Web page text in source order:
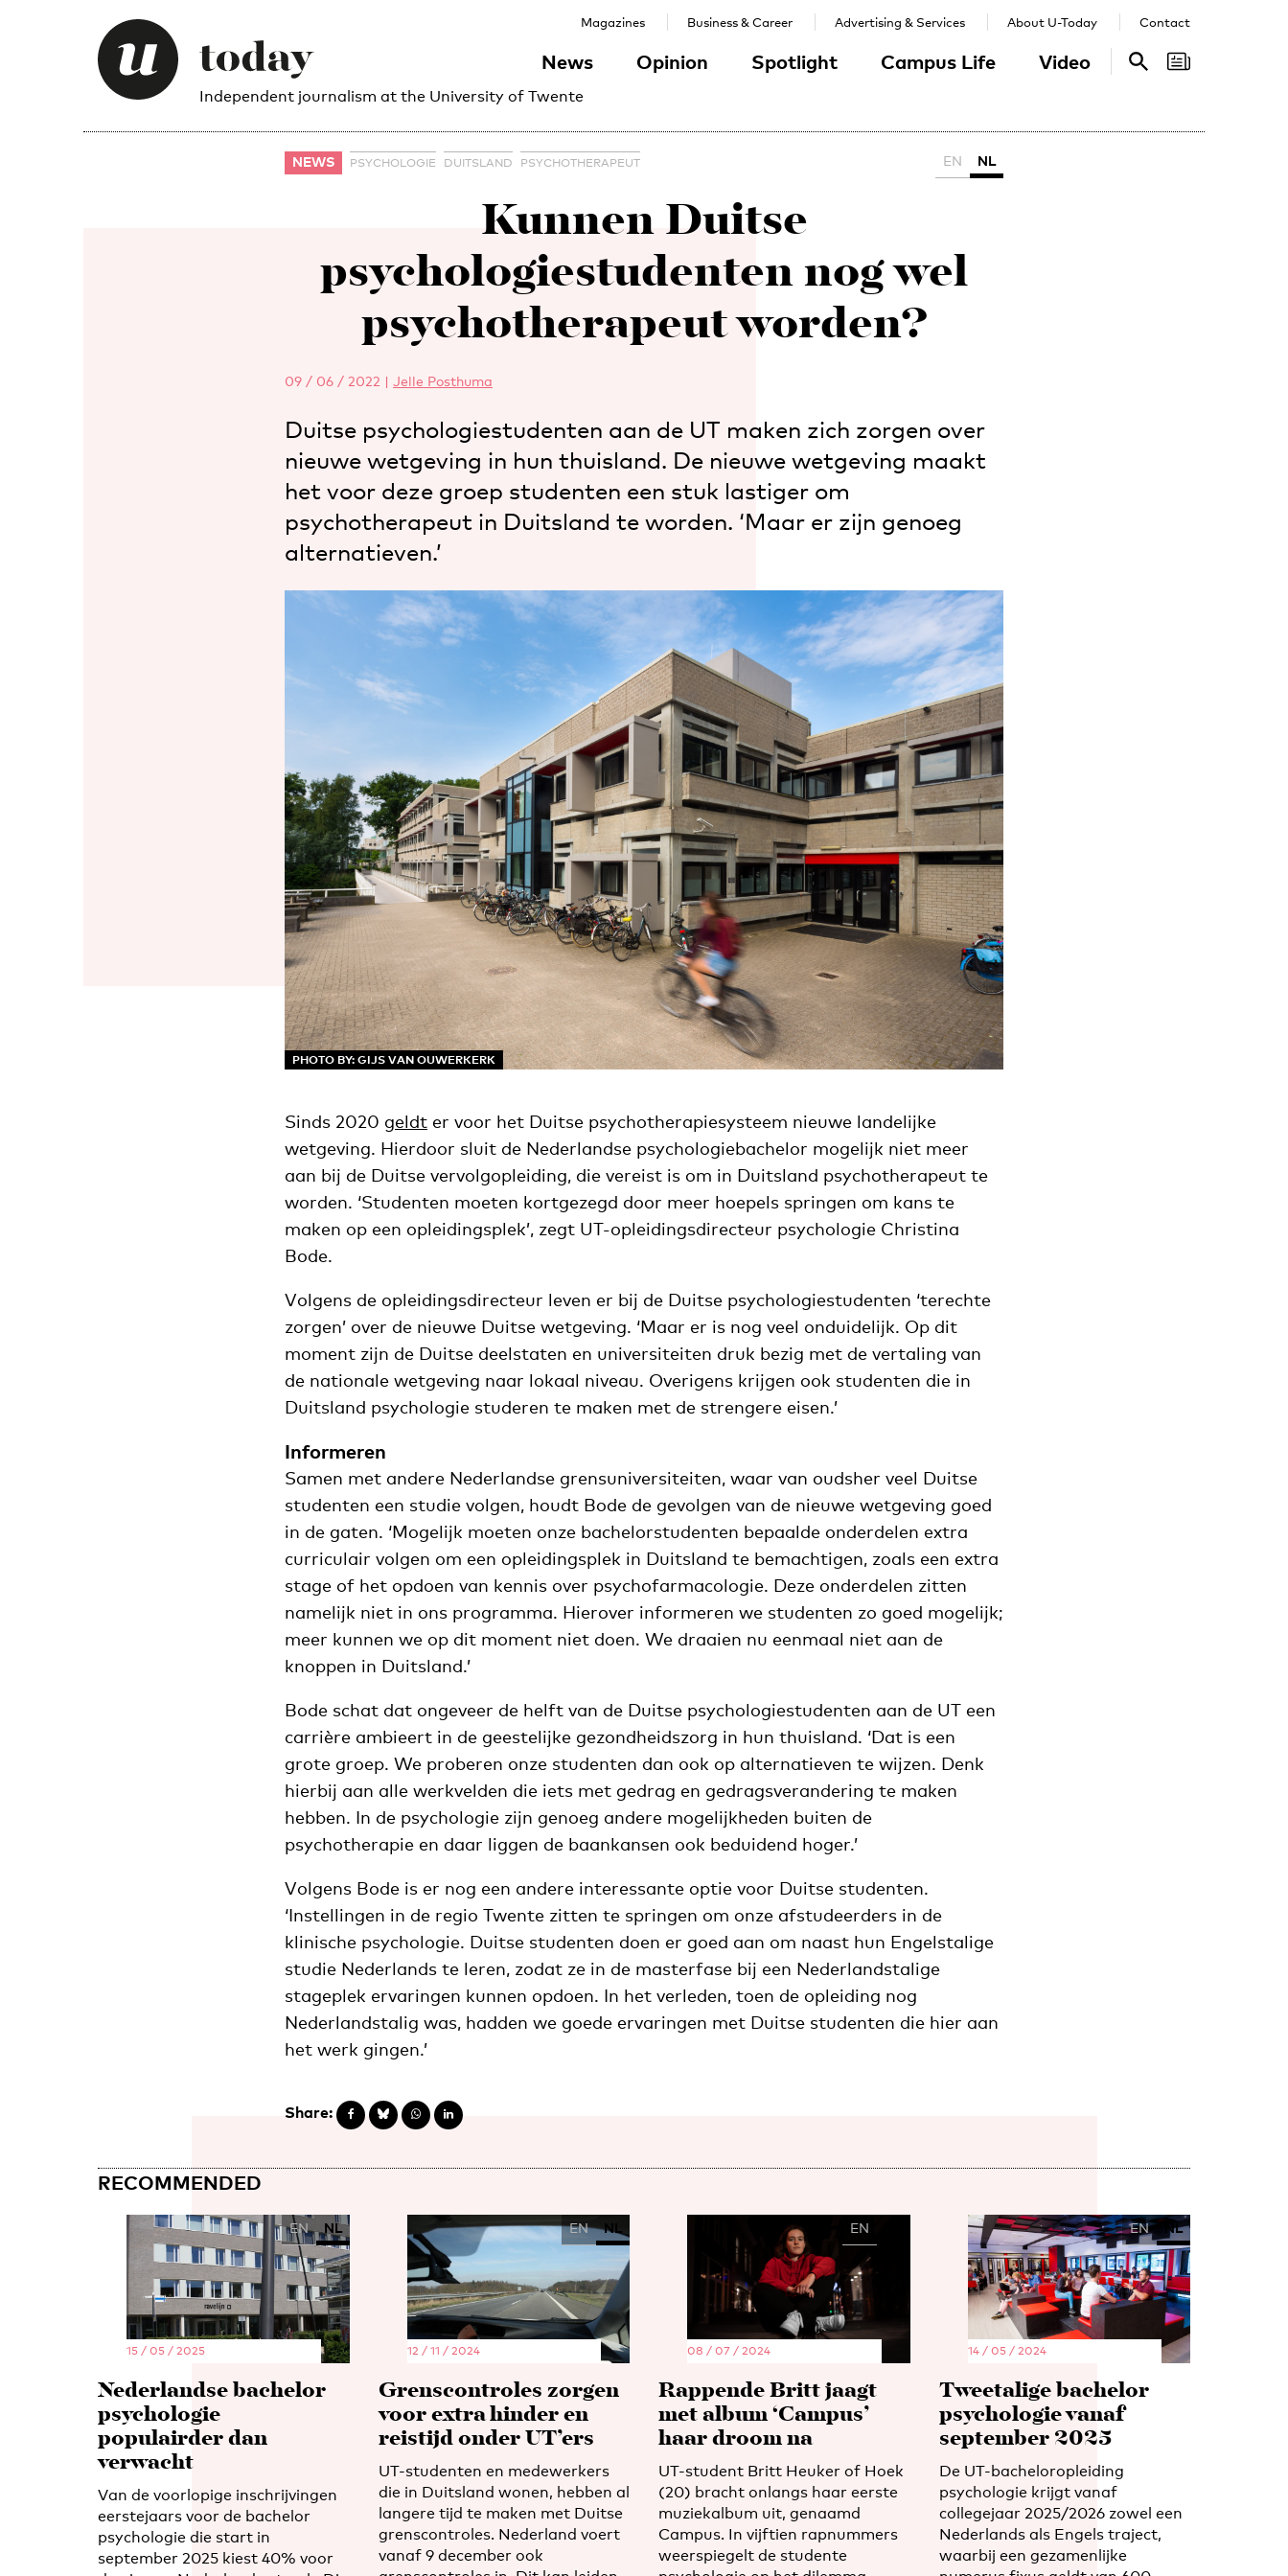
Independent journalism at the University of Twente
News Opinion Spotlight Campus Life Video
Magazines Business & Career Advertising & Services About U-Today Contact
Search
NEWS PSYCHOLOGIE DUITSLAND PSYCHOTHERAPEUT EN NL
Kunnen Duitse
psychologiestudenten nog wel
psychotherapeut worden?
09 / 06 / 2022 | Jelle Posthuma
Duitse psychologiestudenten aan de UT maken zich zorgen over
nieuwe wetgeving in hun thuisland. De nieuwe wetgeving maakt
het voor deze groep studenten een stuk lastiger om
psychotherapeut in Duitsland te worden. ‘Maar er zijn genoeg
alternatieven.’
PHOTO BY: GIJS VAN OUWERKERK
Sinds 2020 geldt er voor het Duitse psychotherapiesysteem nieuwe landelijke
wetgeving. Hierdoor sluit de Nederlandse psychologiebachelor mogelijk niet meer
aan bij de Duitse vervolgopleiding, die vereist is om in Duitsland psychotherapeut te
worden. ‘Studenten moeten kortgezegd door meer hoepels springen om kans te
maken op een opleidingsplek’, zegt UT-opleidingsdirecteur psychologie Christina
Bode.
Volgens de opleidingsdirecteur leven er bij de Duitse psychologiestudenten ‘terechte
zorgen’ over de nieuwe Duitse wetgeving. ‘Maar er is nog veel onduidelijk. Op dit
moment zijn de Duitse deelstaten en universiteiten druk bezig met de vertaling van
de nationale wetgeving naar lokaal niveau. Overigens krijgen ook studenten die in
Duitsland psychologie studeren te maken met de strengere eisen.’
Informeren
Samen met andere Nederlandse grensuniversiteiten, waar van oudsher veel Duitse
studenten een studie volgen, houdt Bode de gevolgen van de nieuwe wetgeving goed
in de gaten. ‘Mogelijk moeten onze bachelorstudenten bepaalde onderdelen extra
curriculair volgen om een opleidingsplek in Duitsland te bemachtigen, zoals een extra
stage of het opdoen van kennis over psychofarmacologie. Deze onderdelen zitten
namelijk niet in ons programma. Hierover informeren we studenten zo goed mogelijk;
meer kunnen we op dit moment niet doen. We draaien nu eenmaal niet aan de
knoppen in Duitsland.’
Bode schat dat ongeveer de helft van de Duitse psychologiestudenten aan de UT een
carrière ambieert in de geestelijke gezondheidszorg in hun thuisland. ‘Dat is een
grote groep. We proberen onze studenten dan ook op alternatieven te wijzen. Denk
hierbij aan alle werkvelden die iets met gedrag en gedragsverandering te maken
hebben. In de psychologie zijn genoeg andere mogelijkheden buiten de
psychotherapie en daar liggen de baankansen ook beduidend hoger.’
Volgens Bode is er nog een andere interessante optie voor Duitse studenten.
‘Instellingen in de regio Twente zitten te springen om onze afstudeerders in de
klinische psychologie. Duitse studenten doen er goed aan om naast hun Engelstalige
studie Nederlands te leren, zodat ze in de masterfase bij een Nederlandstalige
stageplek ervaringen kunnen opdoen. In het verleden, toen de opleiding nog
Nederlandstalig was, hadden we goede ervaringen met Duitse studenten die hier aan
het werk gingen.’
Share:
RECOMMENDED
EN NL
15 / 05 / 2025
Nederlandse bachelor
psychologie
populairder dan
verwacht
Van de voorlopige inschrijvingen
eerstejaars voor de bachelor
psychologie die start in
september 2025 kiest 40% voor
EN NL
12 / 11 / 2024
Grenscontroles zorgen
voor extra hinder en
reistijd onder UT’ers
UT-studenten en medewerkers
die in Duitsland wonen, hebben al
langere tijd te maken met Duitse
grenscontroles. Nederland voert
vanaf 9 december ook
EN
08 / 07 / 2024
Rappende Britt jaagt
met album ‘Campus’
haar droom na
UT-student Britt Heuker of Hoek
(20) bracht onlangs haar eerste
muziekalbum uit, genaamd
Campus. In vijftien rapnummers
weerspiegelt de studente
EN NL
14 / 05 / 2024
Tweetalige bachelor
psychologie vanaf
september 2025
De UT-bacheloropleiding
psychologie krijgt vanaf
collegejaar 2025/2026 zowel een
Nederlands als Engels traject,
waarbij een gezamenlijke